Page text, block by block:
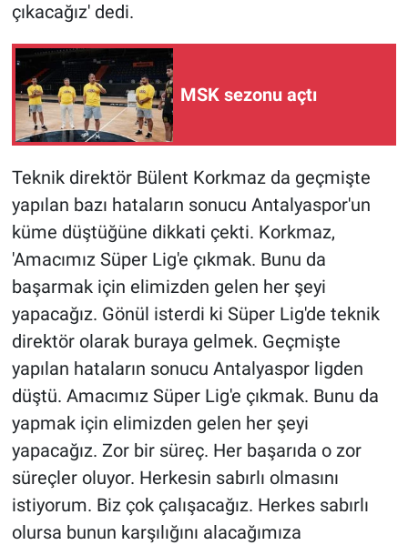
çıkacağız' dedi.
MSK sezonu açtı
Teknik direktör Bülent Korkmaz da geçmişte
yapılan bazı hataların sonucu Antalyaspor'un
küme düştüğüne dikkati çekti. Korkmaz,
'Amacımız Süper Lig'e çıkmak. Bunu da
başarmak için elimizden gelen her şeyi
yapacağız. Gönül isterdi ki Süper Lig'de teknik
direktör olarak buraya gelmek. Geçmişte
yapılan hataların sonucu Antalyaspor ligden
düştü. Amacımız Süper Lig'e çıkmak. Bunu da
yapmak için elimizden gelen her şeyi
yapacağız. Zor bir süreç. Her başarıda o zor
süreçler oluyor. Herkesin sabırlı olmasını
istiyorum. Biz çok çalışacağız. Herkes sabırlı
olursa bunun karşılığını alacağımıza